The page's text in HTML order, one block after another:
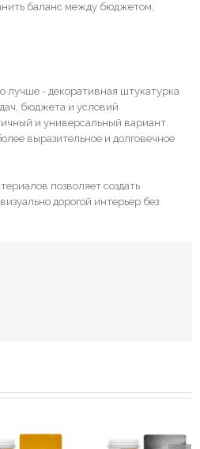
баланс между бюджетом,
лучше - декоративная штукатурка
бюджета и условий
и универсальный вариант.
выразительное и долговечное
позволяет создать
дорогой интерьер без